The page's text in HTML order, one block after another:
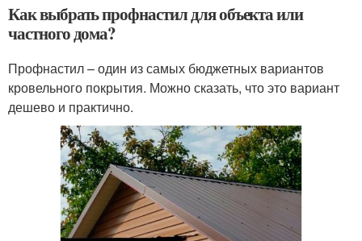
Как выбрать профнастил для объекта или
частного дома?
Профнастил – один из самых бюджетных вариантов
кровельного покрытия. Можно сказать, что это вариант
дешево и практично.